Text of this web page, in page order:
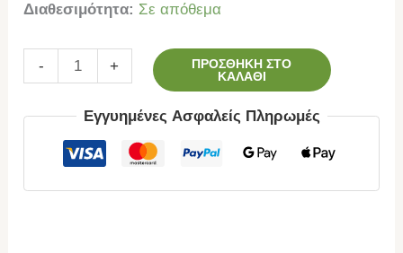
Διαθεσιμότητα: Σε απόθεμα
- +
ΠΡΟΣΘΉΚΗ ΣΤΟ
ΚΑΛΆΘΙ
Εγγυημένες Ασφαλείς Πληρωμές